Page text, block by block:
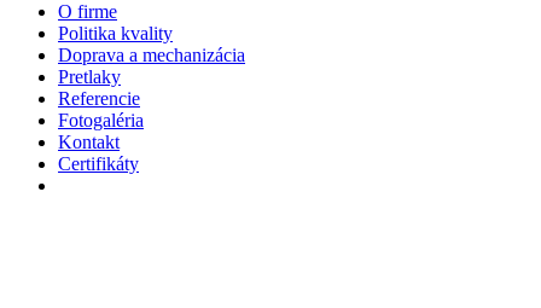
O firme
Politika kvality
Doprava a mechanizácia
Pretlaky
Referencie
Fotogaléria
Kontakt
Certifikáty